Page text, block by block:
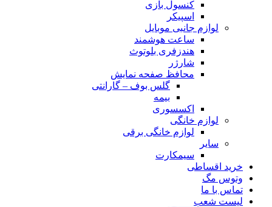
کنسول بازی
اسپیکر
لوازم جانبی موبایل
ساعت هوشمند
هندزفری بلوتوث
شارژر
محافظ صفحه نمایش
گلس بوف – گارانتی
بیمه
اکسسوری
لوازم خانگی
لوازم خانگی برقی
سایر
سیمکارت
خرید اقساطی
وتوس مگ
تماس با ما
لیست شعب